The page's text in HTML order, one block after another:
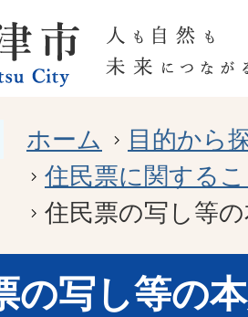
ホーム
目的から
住民票に関する
住民票の写し等
の写し等の